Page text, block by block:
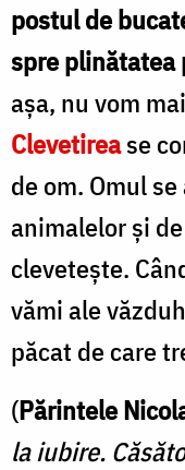
postul de
spre plinătatea
așa, nu vom
Clevetirease
de om. Omul
animalelor și
clevetește.
vămi ale
păcat de care
(Părintele
la iubire.